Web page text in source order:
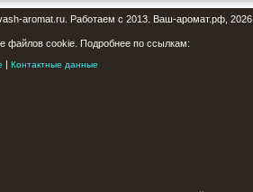
aromat.ru. Работаем с 2013. Ваш-аромат.рф, 2026.
файлов cookie. Подробнее по ссылкам:
| Контактные данные